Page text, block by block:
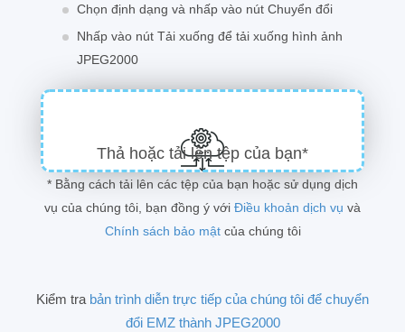
Chọn định dạng và nhấp vào nút Chuyển đổi
Nhấp vào nút Tải xuống để tải xuống hình ảnh
JPEG2000
Thả hoặc tải lên tệp của bạn*
* Bằng cách tải lên các tệp của bạn hoặc sử dụng dịch
vụ của chúng tôi, bạn đồng ý với Điều khoản dịch vụ và
Chính sách bảo mậtcủa chúng tôi
Kiểm tra bản trình diễn trực tiếp của chúng tôi để chuyển
đổi EMZ thành JPEG2000